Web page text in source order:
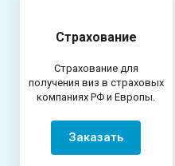
Страхование
Страхование для
получения виз в страховых
компаниях РФ и Европы.
Заказать